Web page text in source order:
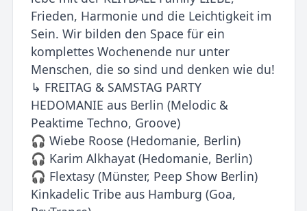
Frieden, Harmonie und die Leichtigkeit im
Sein. Wir bilden den Space für ein
komplettes Wochenende nur unter
Menschen, die so sind und denken wie du!
↳ FREITAG & SAMSTAG PARTY
HEDOMANIE aus Berlin (Melodic &
Peaktime Techno, Groove)
🎧 Wiebe Roose (Hedomanie, Berlin)
🎧 Karim Alkhayat (Hedomanie, Berlin)
🎧 Flextasy (Münster, Peep Show Berlin)
Kinkadelic Tribe aus Hamburg (Goa,